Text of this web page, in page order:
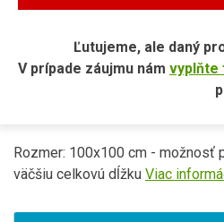
Ľutujeme, ale daný
V prípade záujmu nám vyplňte
Rozmer: 100x100 cm - možnosť
väčšiu celkovú dĺžku Viac